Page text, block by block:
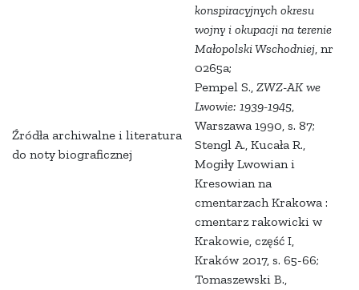
Źródła archiwalne i literatura
do noty biograficznej
konspiracyjnych okresu
wojny i okupacji na terenie
Małopolski Wschodniej, nr
0265a;
Pempel S., ZWZ-AK we
Lwowie: 1939-1945,
Warszawa 1990, s. 87;
Stengl A., Kucała R.,
Mogiły Lwowian i
Kresowian na
cmentarzach Krakowa :
cmentarz rakowicki w
Krakowie, część I,
Kraków 2017, s. 65-66;
Tomaszewski B.,